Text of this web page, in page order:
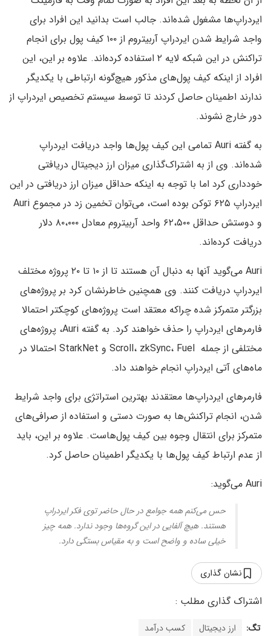
ایردراپ‌ها مشغول شده‌اند. جالب است بدانید این افراد برای
واجد شرایط شدن ایردراپ آربیتروم از ۱۰۰ کیف پول برای انجام
تراکنش در این شبکه لایه ۲ استفاده کرده‌اند. علاوه بر این، این
افراد از اینکه کیف پول‌های مذکور هیچ‌گونه ارتباطی با یکدیگر
ندارند اطمینان حاصل کردند تا توسط سیستم تخصیص ایردراپ از
دور خارج نشوند.
به گفته Auri تمامی این کیف پول‌ها واجد دریافت ایردراپ
شده‌اند. وی از به اشتراک‌گذاری میزان ارز دیجیتال دریافتی
خودداری کرد اما با توجه به اینکه حداقل میزان ارز دریافتی در این
ایردراپ ۶۲۵ توکن بوده است، می‌توان تخمین زد در مجموع Auri
و دوستش حداقل ۶۲،۵۰۰ واحد آربیتروم معادل ۸۰،۰۰۰ دلار
دریافت کرده‌اند.
Auri می‌گوید آنها به دنبال آن هستند تا از ۱۰ تا ۲۰ پروژه مختلف
ایردراپ دریافت کنند. وی همچنین خاطرنشان کرد بر پروژه‌های
بزرگتر متمرکز شده چراکه معتقد است پروژه‌های کوچکتر احتمالا
فارمرهای ایردراپ را حذف خواهند کرد. به گفته Auri، پروژه‌های
مختلفی از جمله Scroll، zkSync، Fuel و StarkNet احتمالا در
ماه‌های آتی ایردراپ انجام خواهند داد.
فارمرهای ایردراپ‌ها معتقدند بهترین استراتژی برای واجد شرایط
شدن، انجام تراکنش‌ها به صورت دستی و استفاده از صرافی‌های
متمرکز برای انتقال وجوه بین کیف پول‌هاست. علاوه بر این، باید
از عدم ارتباط کیف پول‌ها با یکدیگر اطمینان حاصل کرد.
Auri می‌گوید:
حس می‌کنم همه جوامع در حال حاضر توی فکر ایردراپ
هستند. هیچ آلفایی در این گروه‌ها وجود ندارد. همه چیز
خیلی ساده و واضح است و به مقیاس بستگی دارد.
نشان گذاری
تگ: ارز دیجیتال کسب درآمد